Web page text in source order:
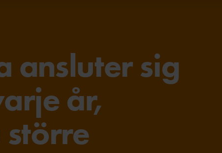
ansluter sig
år,